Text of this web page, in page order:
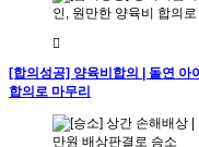
[합의성공] 양육비합의 | 돌연 아
합의로 마무리